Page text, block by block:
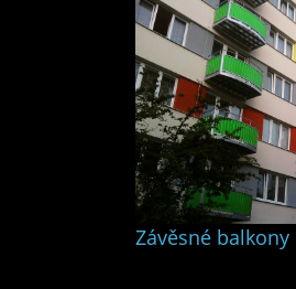
Závěsné balkony